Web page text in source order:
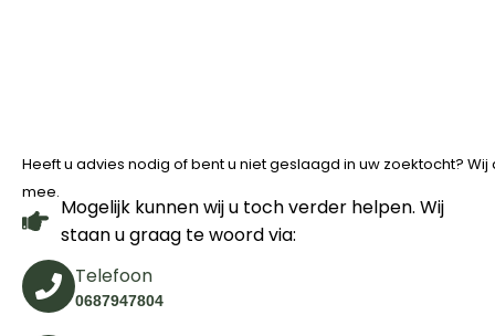
Heeft u advies nodig of bent u niet geslaagd in uw zoektocht?
mee.
Mogelijk kunnen wij u toch verder helpen. Wij
staan u graag te woord via:
Telefoon
0687947804